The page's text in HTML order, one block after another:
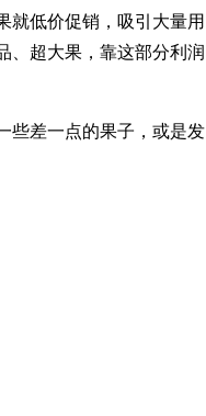
就低价促销，吸引大量用
、超大果，靠这部分利润
些差一点的果子，或是发